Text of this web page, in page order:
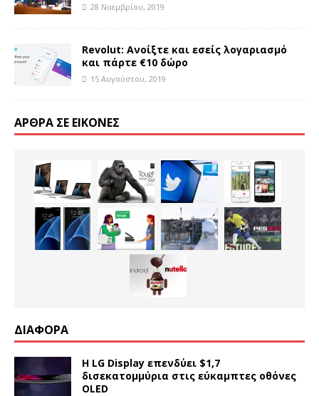
28 Νοεμβρίου, 2019
Revolut: Ανοίξτε και εσείς λογαριασμό
και πάρτε €10 δώρο
15 Αυγούστου, 2019
ΆΡΘΡΑ ΣΕ ΕΙΚΌΝΕΣ
ΔΙΑΦΟΡΑ
Η LG Display επενδύει $1,7
δισεκατομμύρια στις εύκαμπτες οθόνες
OLED